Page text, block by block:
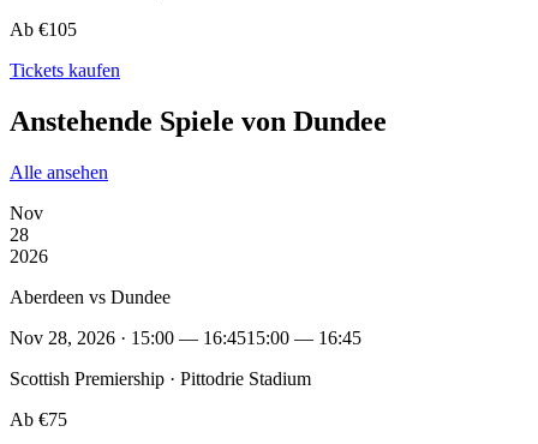
Ab €105
Tickets kaufen
Anstehende Spiele von Dundee
Alle ansehen
Nov
28
2026
Aberdeen vs Dundee
Nov 28, 2026 · 15:00 — 16:4515:00 — 16:45
Scottish Premiership · Pittodrie Stadium
Ab €75